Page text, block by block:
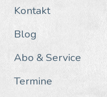
Kontakt
Blog
Abo & Service
Termine